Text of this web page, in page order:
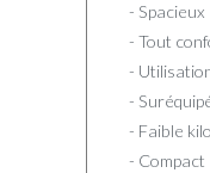
- Spacieux
- Tout
-
-
- Faible
- Compact